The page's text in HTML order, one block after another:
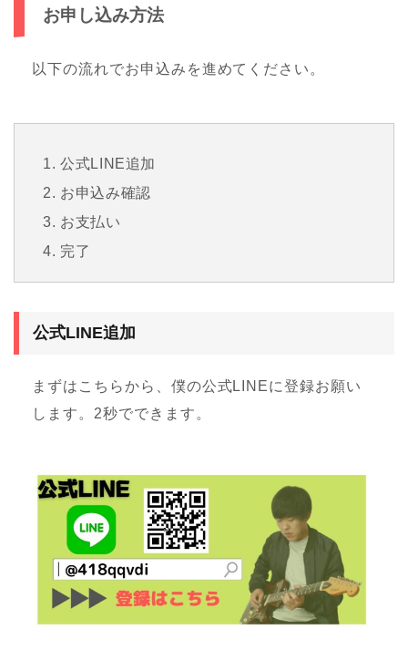
お申し込み方法
以下の流れでお申込みを進めてください。
公式LINE追加
お申込み確認
お支払い
完了
公式LINE追加
まずはこちらから、僕の公式LINEに登録お願い
します。2秒でできます。